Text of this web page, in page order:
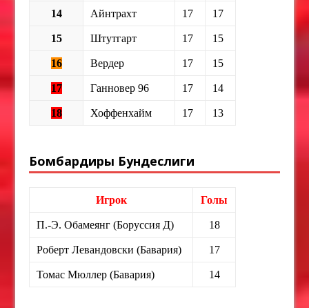
14 Айнтрахт 17 17
15 Штутгарт 17 15
16 Вердер 17 15
17 Ганновер 96 17 14
18 Хоффенхайм 17 13
Бомбардиры Бундеслиги
Игрок Голы
П.-Э. Обамеянг (Боруссия Д) 18
Роберт Левандовски (Бавария) 17
Томас Мюллер (Бавария) 14